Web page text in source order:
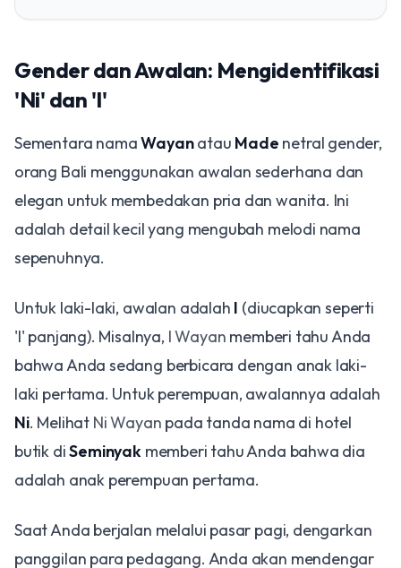
Gender dan Awalan: Mengidentifikasi
'Ni' dan 'I'
Sementara namaWayanatau Made netral gender,
orang Bali menggunakan awalan sederhana dan
elegan untuk membedakan pria dan wanita. Ini
adalah detail kecil yang mengubah melodi nama
sepenuhnya.
Untuk laki-laki, awalan adalah I (diucapkan seperti
'I' panjang). Misalnya, I Wayan memberi tahu Anda
bahwa Anda sedang berbicara dengan anak laki-
laki pertama. Untuk perempuan, awalannya adalah
Ni. Melihat Ni Wayan pada tanda nama di hotel
butik diSeminyakmemberi tahu Anda bahwa dia
adalah anak perempuan pertama.
Saat Anda berjalan melalui pasar pagi, dengarkan
panggilan para pedagang. Anda akan mendengar